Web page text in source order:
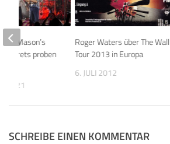
Roger Waters über The Wall
Tour 2013 in Europa
6. JULI 2012
Mason’s
Secrets proben
2021
SCHREIBE EINEN KOMMENTAR